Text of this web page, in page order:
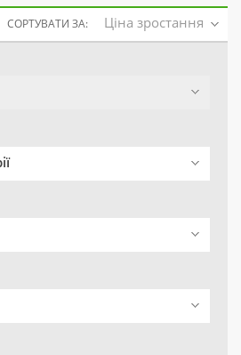
СОРТУВАТИ ЗА: Ціна зростання